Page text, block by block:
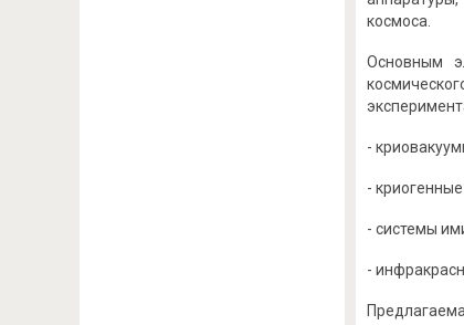
космоса.
Основным
-
-
- системы
-